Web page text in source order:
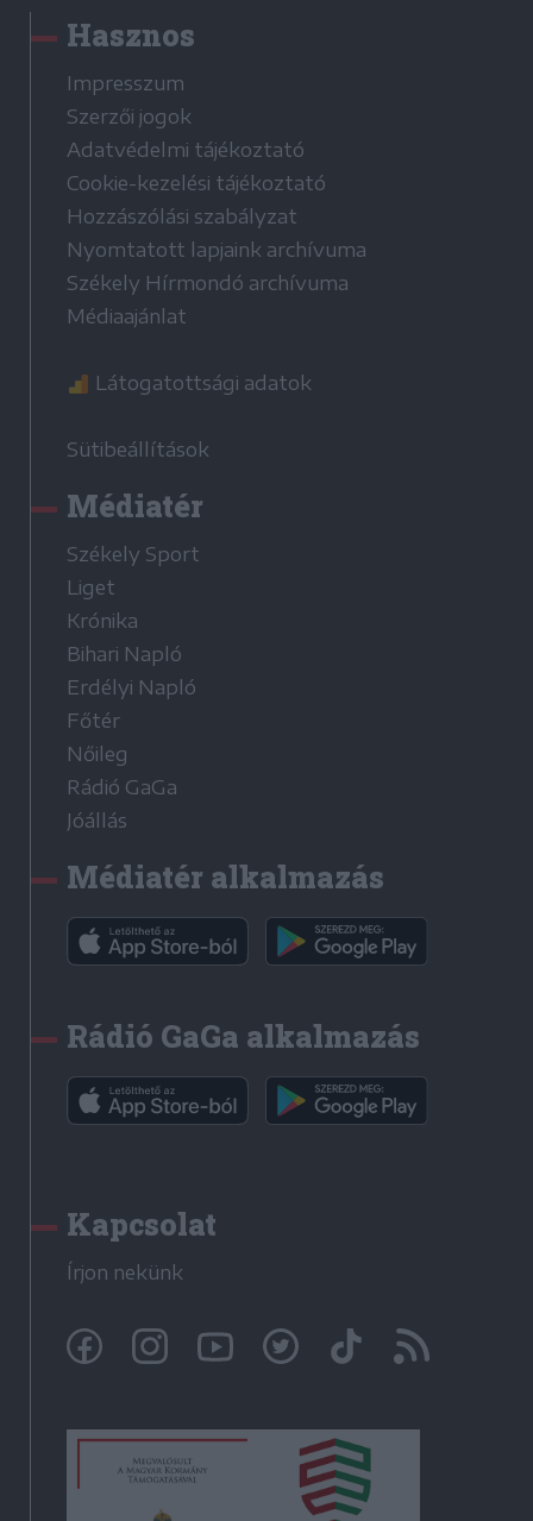
Hasznos
Impresszum
Szerzői jogok
Adatvédelmi tájékoztató
Cookie-kezelési tájékoztató
Hozzászólási szabályzat
Nyomtatott lapjaink archívuma
Székely Hírmondó archívuma
Médiaajánlat
Látogatottsági adatok
Sütibeállítások
Médiatér
Székely Sport
Liget
Krónika
Bihari Napló
Erdélyi Napló
Főtér
Nőileg
Rádió GaGa
Jóállás
Médiatér alkalmazás
Rádió GaGa alkalmazás
Kapcsolat
Írjon nekünk